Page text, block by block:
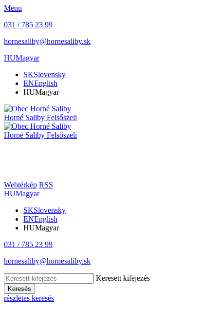
Menu
031 / 785 23 99
hornesaliby@hornesaliby.sk
HUMagyar
SKSlovensky
ENEnglish
HUMagyar
Horné Saliby Felsőszeli
Horné Saliby Felsőszeli
Webtérkép RSS
HUMagyar
SKSlovensky
ENEnglish
HUMagyar
031 / 785 23 99
hornesaliby@hornesaliby.sk
Keresett kifejezés
Keresés
részletes keresés